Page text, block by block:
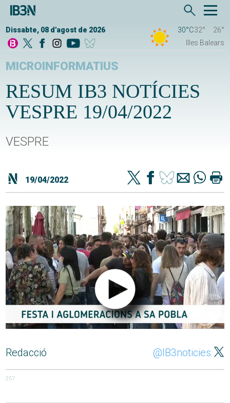
Dissabte, 08 d'agost de 2026 30°C32°
26°
Illes Balears
MICROINFORMATIUS
RESUM IB3 NOTÍCIES
VESPRE 19/04/2022
VESPRE
19/04/2022
Redacció @IB3noticies
257